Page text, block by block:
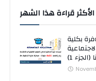
الأكثر قراءة هذا الشهر
بكلية